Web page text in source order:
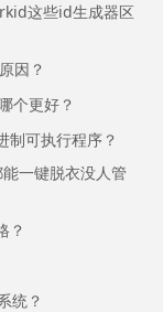
这些id生成器区
因？
个更好？
可执行程序？
一键脱衣没人管
？
统？